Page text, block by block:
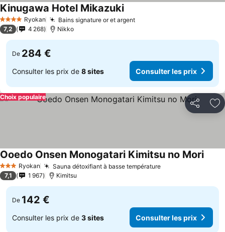
4 Étoiles Ryokan Bains signature or et argentConsulter les prix
Kinugawa Hotel MikazukiConsulter les prix
7,2 4 268 Nikko
De 284 €
Consulter les prix de 8 sites Consulter les prix
Partager
Choix populaire
3 ÉtoilesRyokan Sauna détoxifiant à basse températureConsulter les
Ooedo Onsen Monogatari Kimitsu no Mori
7,1 1 967 Kimitsu
De 142 €
Consulter les prix de 3 sites Consulter les prix